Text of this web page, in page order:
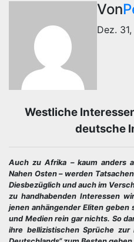
Von
Dez.
Westliche
deutsche
Auch zu Afrika – kaum anders
Nahen Osten – werden
Diesbezüglich und auch im
zu handhabenden Interessen
jenen anhängender Eliten
und Medien rein gar nichts. So
ihre bellizistischen Sprüche zur